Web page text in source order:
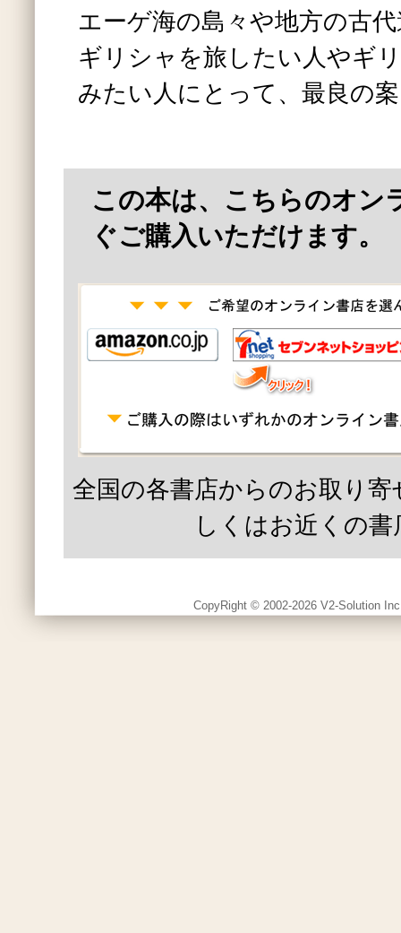
エーゲ海の島々や地方の古
ギリシャを旅したい人やギ
みたい人にとって、最良の
この本は、こちらのオン
ぐご購入いただけます。
全国の各書店からのお取り
しくはお近くの書
CopyRight © 2002-2026 V2-Solution